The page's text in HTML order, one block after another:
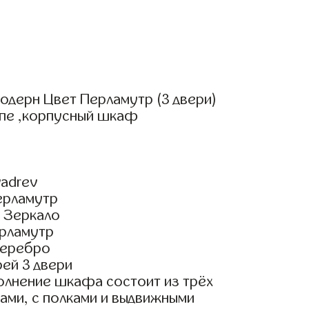
Цвет Перламутр (3 двери)
,корпусный шкаф
3 двери
шкафа состоит из трёх
с полками и выдвижными